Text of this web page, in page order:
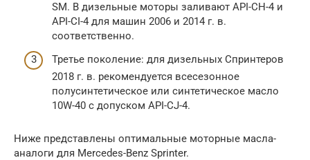
SM. В дизельные моторы заливают API-CH-4 и
API-CI-4 для машин 2006 и 2014 г. в.
соответственно.
Третье поколение: для дизельных Спринтеров
2018 г. в. рекомендуется всесезонное
полусинтетическое или синтетическое масло
10W-40 с допуском API-CJ-4.
Ниже представлены оптимальные моторные масла-
аналоги для Mercedes-Benz Sprinter.